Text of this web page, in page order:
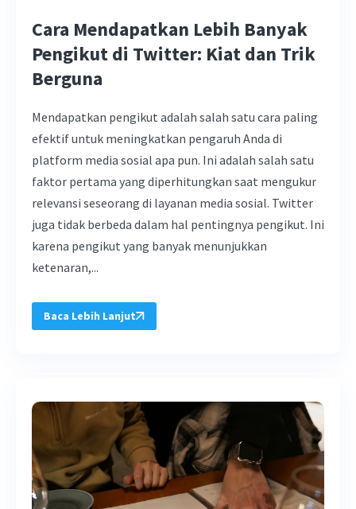
Cara Mendapatkan Lebih Banyak
Pengikut di Twitter: Kiat dan Trik
Berguna
Mendapatkan pengikut adalah salah satu cara paling
efektif untuk meningkatkan pengaruh Anda di
platform media sosial apa pun. Ini adalah salah satu
faktor pertama yang diperhitungkan saat mengukur
relevansi seseorang di layanan media sosial. Twitter
juga tidak berbeda dalam hal pentingnya pengikut. Ini
karena pengikut yang banyak menunjukkan
ketenaran,...
Baca Lebih Lanjut